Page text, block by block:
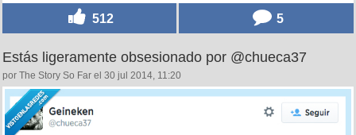
512 5
Estás ligeramente obsesionado por @chueca37
por The Story So Far el 30 jul 2014, 11:20